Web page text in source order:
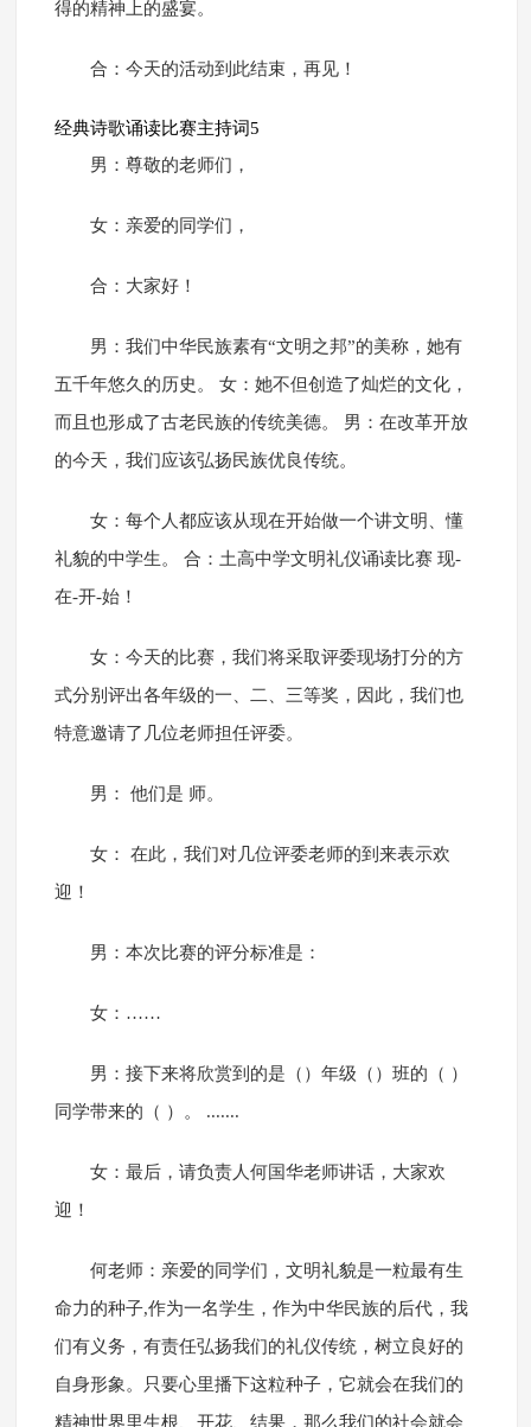
得的精神上的盛宴。
合：今天的活动到此结束，再见！
经典诗歌诵读比赛主持词5
男：尊敬的老师们，
女：亲爱的同学们，
合：大家好！
男：我们中华民族素有“文明之邦”的美称，她有
五千年悠久的历史。 女：她不但创造了灿烂的文化，
而且也形成了古老民族的传统美德。 男：在改革开放
的今天，我们应该弘扬民族优良传统。
女：每个人都应该从现在开始做一个讲文明、懂
礼貌的中学生。 合：土高中学文明礼仪诵读比赛 现-
在-开-始！
女：今天的比赛，我们将采取评委现场打分的方
式分别评出各年级的一、二、三等奖，因此，我们也
特意邀请了几位老师担任评委。
男： 他们是 师。
女： 在此，我们对几位评委老师的到来表示欢
迎！
男：本次比赛的评分标准是：
女：……
男：接下来将欣赏到的是（）年级（）班的（ ）
同学带来的（ ）。 .......
女：最后，请负责人何国华老师讲话，大家欢
迎！
何老师：亲爱的同学们，文明礼貌是一粒最有生
命力的种子,作为一名学生，作为中华民族的后代，我
们有义务，有责任弘扬我们的礼仪传统，树立良好的
自身形象。只要心里播下这粒种子，它就会在我们的
精神世界里生根、开花、结果，那么我们的社会就会